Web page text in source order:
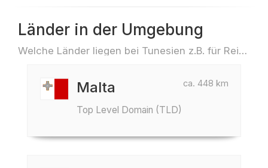
Länder in der Umgebung
Welche Länder liegen bei Tunesien z.B. für Reisen oder Flüge
ca. 448 km
Malta
Top Level Domain (TLD)